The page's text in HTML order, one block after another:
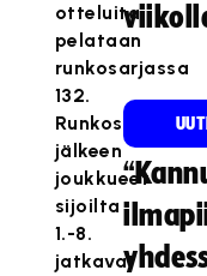
otteluita
pelataan
runkosarjassa
132.
Runkosarjan
jälkeen
joukkueet
sijoilta
1.-8.
jatkavat